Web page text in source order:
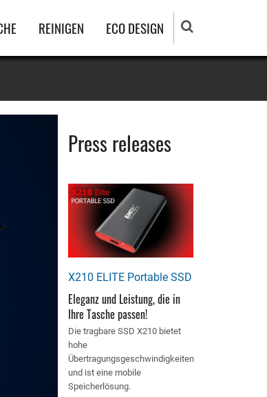
REINIGEN ECO DESIGN
Press releases
X210 ELITE Portable SSD
Eleganz und Leistung, die in
Ihre Tasche passen!
Die tragbare SSD X210 bietet
hohe
Übertragungsgeschwindigkeiten
und ist eine mobile
Speicherlösung.